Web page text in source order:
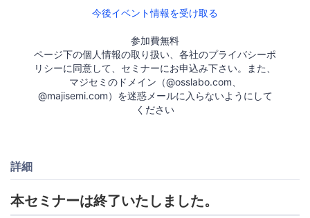
今後イベント情報を受け取る
参加費無料
ページ下の個人情報の取り扱い、各社のプライバシーポ
リシーに同意して、セミナーにお申込み下さい。また、
マジセミのドメイン（@osslabo.com、
@majisemi.com）を迷惑メールに入らないようにして
ください
詳細
本セミナーは終了いたしました。